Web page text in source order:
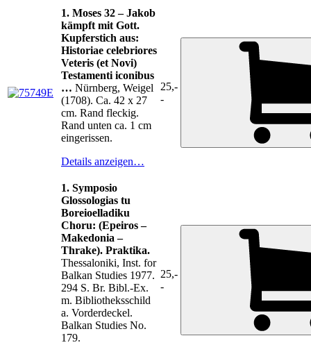
1. Moses 32 – Jakob
kämpft mit Gott.
Kupferstich aus:
Historiae celebriores
Veteris (et Novi)
Testamenti iconibus
… Nürnberg, Weigel
(1708). Ca. 42 x 27
cm. Rand fleckig.
Rand unten ca. 1 cm
eingerissen.
Details anzeigen…
25,-
-
1. Symposio
Glossologias tu
Boreioelladiku
Choru: (Epeiros –
Makedonia –
Thrake). Praktika.
Thessaloniki, Inst. for
Balkan Studies 1977.
294 S. Br. Bibl.-Ex.
m. Bibliotheksschild
a. Vorderdeckel.
Balkan Studies No.
179.
25,-
-